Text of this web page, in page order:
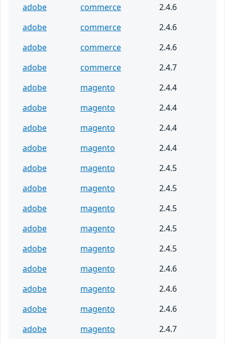
adobe commerce
2.4.6
adobe
commerce
2.4.6
adobe
commerce
2.4.6
adobe
commerce
2.4.7
adobe
magento
2.4.4
adobe
magento
2.4.4
adobe
magento
2.4.4
adobe
magento
2.4.4
adobe
magento
2.4.5
adobe
magento
2.4.5
adobe
magento
2.4.5
adobe
magento
2.4.5
adobe
magento
2.4.5
adobe
magento
2.4.6
adobe
magento
2.4.6
adobe
magento
2.4.6
adobe
magento 2.4.7